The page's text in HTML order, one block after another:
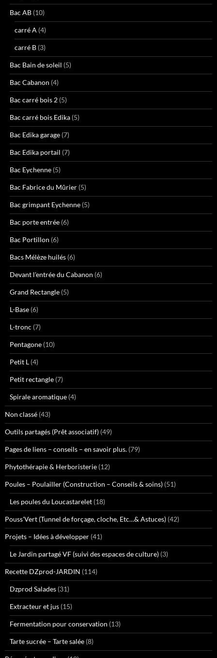
Bac AB (10)
carré A (4)
carré B (3)
Bac Bain de soleil (5)
Bac Cabanon (4)
Bac carré bois 2 (5)
Bac carré bois Edika (5)
Bac Edika garage (7)
Bac Edika portail (7)
Bac Eychenne (5)
Bac Fabrice du Mûrier (5)
Bac grimpant Eychenne (5)
Bac porte entrée (6)
Bac Portillon (6)
Bacs Mélèze huilés (6)
Devant l'entrée du Cabanon (6)
Grand Rectangle (5)
L-Base (6)
L-tronc (7)
Pentagone (10)
Petit L (4)
Petit rectangle (7)
Spirale aromatique (4)
Non classé (43)
Outils partagés (Prêt associatif) (49)
Pages de liens – conseils – en savoir plus. (79)
Phytothérapie & Herboristerie (12)
Poules – Poulailler (Construction – Conseils & soins) (51)
Les poules du Loucastarelet (18)
Pouss'Vert (Tunnel de forçage, cloche, Etc…& Astuces) (42)
Projets – Idées à développer (41)
Le Jardin partagé VF (suivi des espaces de culture) (3)
Recette DZprod-JARDIN (114)
Dzprod Salades (31)
Extracteur et jus (15)
Fermentation pour conservation (13)
Tarte sucrée – Tarte salée (8)